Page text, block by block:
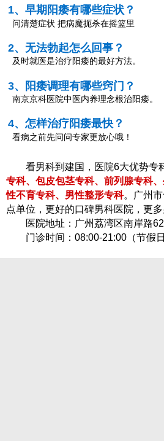
1、早期阳痿有哪些症状？
问清楚症状 把病魔扼杀在摇篮里
2、无法勃起怎么回事？
及时就医是治疗阳痿的最好方法。
3、阳痿调理有哪些窍门？
南京京科医院中医内养理念根治阳痿。
4、怎样治疗阳痿最快？
看病之前先问问专家更放心哦！
看男科到建国，医院6大优势专
专科、包皮包茎专科、前列腺专科
性不育专科、男性整形专科。广州
点单位，更好的口碑男科医院，更多
医院地址：广州荔湾区南岸路
门诊时间：08:00-21:00（节假